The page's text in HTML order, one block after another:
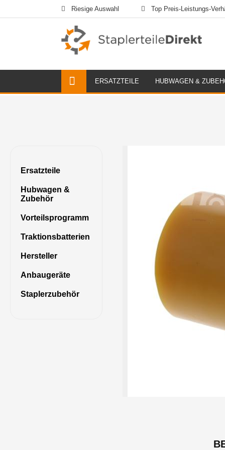
Riesige Auswahl Top Preis-Leistungs-
ERSATZTEILE HUBWAGEN &
Ersatzteile
Hubwagen &
Zubehör
Vorteilsprogramm
Traktionsbatterien
Hersteller
Anbaugeräte
Staplerzubehör